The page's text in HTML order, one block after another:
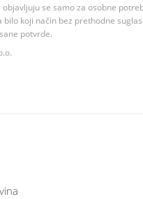
se samo za osobne
koji način bez prethodne
potvrde.